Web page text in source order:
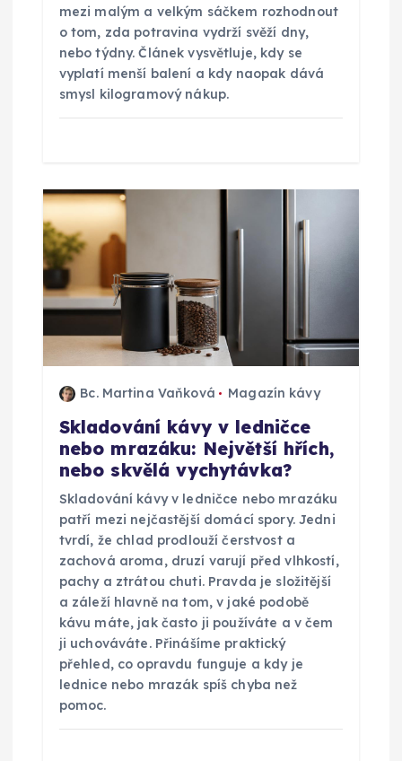
mezi malým a velkým sáčkem rozhodnout
o tom, zda potravina vydrží svěží dny,
nebo týdny. Článek vysvětluje, kdy se
vyplatí menší balení a kdy naopak dává
smysl kilogramový nákup.
Bc. Martina Vaňková Magazín kávy
Skladování kávy v ledničce
nebo mrazáku: Největší hřích,
nebo skvělá vychytávka?
Skladování kávy v ledničce nebo mrazáku
patří mezi nejčastější domácí spory. Jedni
tvrdí, že chlad prodlouží čerstvost a
zachová aroma, druzí varují před vlhkostí,
pachy a ztrátou chuti. Pravda je složitější
a záleží hlavně na tom, v jaké podobě
kávu máte, jak často ji používáte a v čem
ji uchováváte. Přinášíme praktický
přehled, co opravdu funguje a kdy je
lednice nebo mrazák spíš chyba než
pomoc.